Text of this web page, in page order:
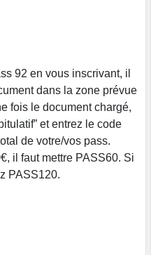
92 en vous inscrivant, il
dans la zone prévue
fois le document chargé,
et entrez le code
de votre/vos pass.
il faut mettre PASS60. Si
PASS120.